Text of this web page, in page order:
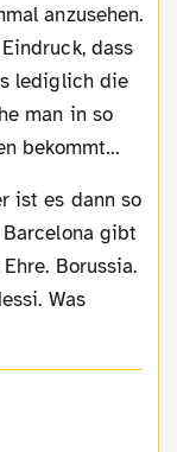
anzusehen.
dass
lediglich die
man in so
bekommt…
gibt
Borussia.
Was